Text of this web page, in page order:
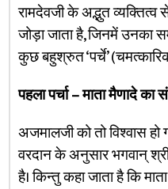
रामदेवजी के अद्भुत
जोड़ा जाता है, जिनमें उनका
कुछ बहुश्रुत ‘पर्चे’
पहला पर्चा – माता मैणादे का
अजमालजी को तो विश्वास हो
वरदान के अनुसार भगवान्
है। किन्तु कहा जाता है कि